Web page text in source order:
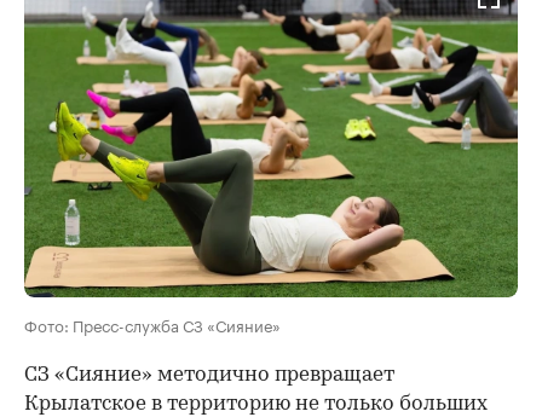
Фото: Пресс-служба СЗ «Сияние»
СЗ «Сияние» методично превращает
Крылатское в территорию не только больших